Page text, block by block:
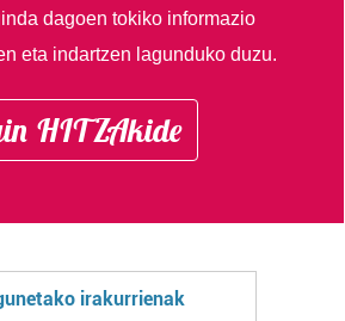
dagoen tokiko informazio
eta indartzen lagunduko duzu.
HITZAkide
irakurrienak